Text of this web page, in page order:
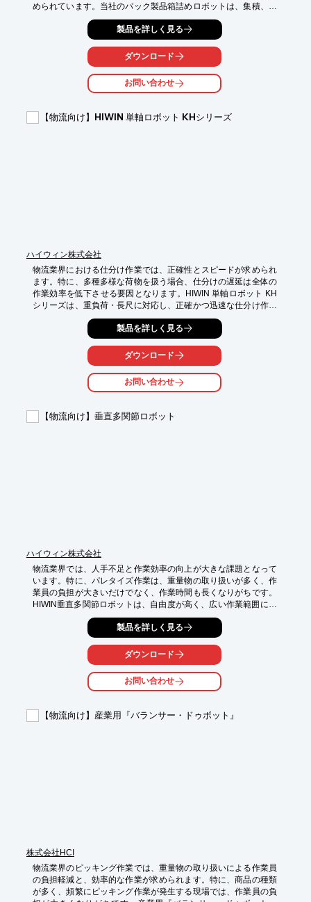
められています。当社のパック製品箱詰めロボットは、集積、箱
詰め、パレタイズ作業をワンライン化することで、省人省力化を
実現し、労働環境の改善に貢献します。
【活用シーン】
・パック製品の箱詰め作業
・食品、日用品などの物流センター
・人手不足の解消
・省人化によるコスト削減
製品を詳しく見る
ダウンロード
お問い合わせ
【物流向け】HIWIN 単軸ロボット KHシリーズ
ハイウィン株式会社
物流業界における仕分け作業では、正確性とスピードが求められ
ます。特に、多種多様な荷物を扱う場合、仕分けの遅延は全体の
作業効率を低下させる要因となります。HIWIN 単軸ロボット KH
シリーズは、重負荷・長尺に対応し、正確かつ迅速な仕分け作業
を実現します。これにより、物流プロセスの効率化とコスト削減
【活用シーン】
・倉庫内での商品仕分け
・コンベアシステムへの組み込み
・パレットへの積み付け
・仕分け作業の高速化
製品を詳しく見る
ダウンロード
お問い合わせ
【物流向け】垂直多関節ロボット
ハイウィン株式会社
物流業界では、人手不足と作業効率の向上が大きな課題となって
います。特に、パレタイズ作業は、重量物の取り扱いが多く、作
業員の負担が大きいだけでなく、作業時間も長くなりがちです。
HIWIN垂直多関節ロボットは、自由度が高く、広い作業範囲に対
応することで、パレタイズ作業の効率化に貢献します。俊敏な動
きで、さまざまなサイズの段ボールや製品を正確に積み付け、作
業時間を短縮します。
【活用シーン】
・倉庫での製品のパレタイズ
・工場での製品のパレタイズ
【導入の効果】
製品を詳しく見る
ダウンロード
お問い合わせ
【物流向け】産業用『バランサー・ドゥボット』
株式会社HCI
物流業界のピッキング作業では、重量物の取り扱いによる作業員
の負担軽減と、効率的な作業が求められます。特に、商品の種類
が多く、頻繁にピッキング作業が発生する現場では、作業員の負